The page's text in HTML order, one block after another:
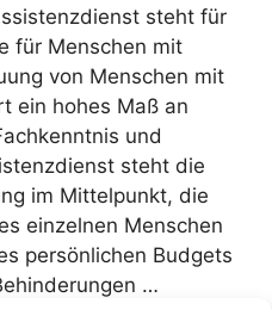
steht für
für Menschen mit
von Menschen mit
ein hohes Maß an
und
steht die
im Mittelpunkt, die
einzelnen Menschen
persönlichen Budgets
…